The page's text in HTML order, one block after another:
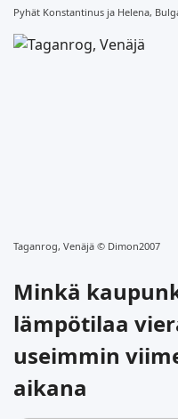
Pyhät Konstantinus ja Helena,
Taganrog, Venäjä © Dimon2007
Minkä
lämpötilaa
useimmin
aikana